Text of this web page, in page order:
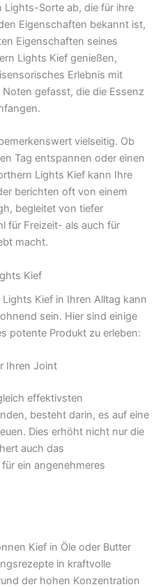
Sorte ab, die für ihre
Eigenschaften bekannt ist,
Eigenschaften seines
Lights Kief genießen,
Erlebnis mit
gefasst, die die Essenz
vielseitig. Ob
Tag entspannen oder einen
Lights Kief kann Ihre
berichten oft von einem
begleitet von tiefer
für Freizeit- als auch für
macht.
Kief
Kief in Ihren Alltag kann
sein. Hier sind einige
potente Produkt zu erleben:
Ihren Joint
effektivsten
besteht darin, es auf eine
Dies erhöht nicht nur die
auch das
ein angenehmeres
Kief in Öle oder Butter
in kraftvolle
der hohen Konzentration